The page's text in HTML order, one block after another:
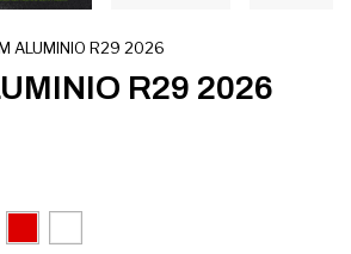
ALUMINIO R29 2026
R29 2026